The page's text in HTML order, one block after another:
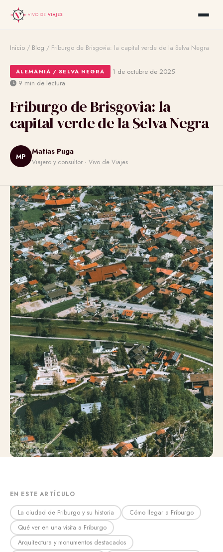
Inicio / Blog / Friburgo de Brisgovia: la capital verde de la Selva Negra
ALEMANIA / SELVA NEGRA 1 de octubre de 2025·
9 min de lectura
Friburgo de Brisgovia: la
capital verde de la Selva Negra
MP
Matias Puga
Viajero y consultor · Vivo de Viajes
EN ESTE ARTÍCULO
La ciudad de Friburgo y su historia
Cómo llegar a Friburgo
Qué ver en una visita a Friburgo
Arquitectura y monumentos destacados